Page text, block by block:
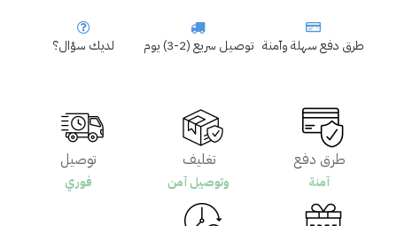
طرق دفع سهلة وآمنة توصيل سريع (2-3) يوم لديك سؤال؟
طرق دفع
آمنة
تغليف
وتوصيل آمن
توصيل
فوري